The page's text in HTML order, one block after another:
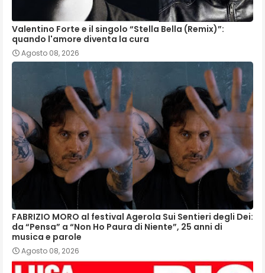
Valentino Forte e il singolo “Stella Bella (Remix)”:
quando l'amore diventa la cura
Agosto 08, 2026
FABRIZIO MORO al festival Agerola Sui Sentieri degli Dei:
da “Pensa” a “Non Ho Paura di Niente”, 25 anni di
musica e parole
Agosto 08, 2026